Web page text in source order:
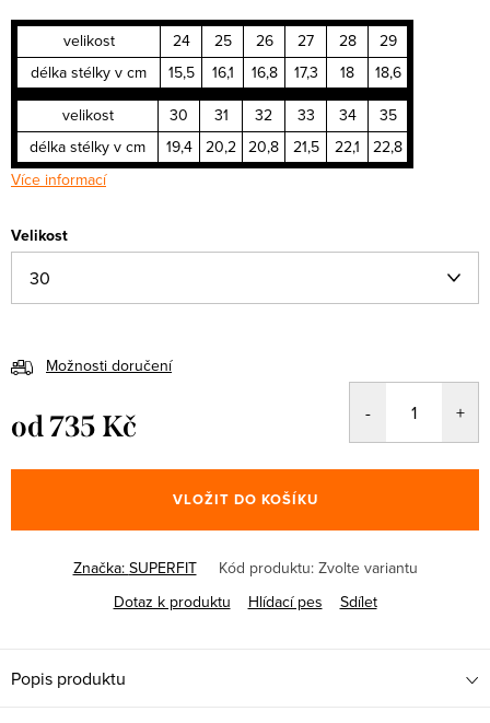
velikost 24 25 26 27 28
29
délka stélky v cm
15,5 16,1 16,8 17,3 18
18,6
velikost
30 31 32 33 34
35
délka stélky v cm
19,4 20,2 20,8 21,5 22,1
22,8
Více informací
Velikost
Možnosti doručení
od735 Kč
cena:
VLOŽIT DO KOŠÍKU
Značka: SUPERFIT Kód produktu: Zvolte variantu
Dotaz k produktu
Hlídací pes Sdílet
Popis produktu